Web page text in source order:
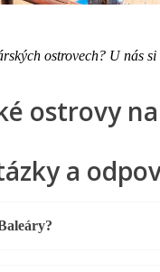
ostrovech? U nás
ostrovy
a